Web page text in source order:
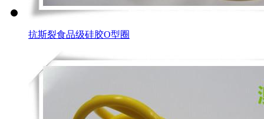
抗斯裂食品级硅胶O型圈